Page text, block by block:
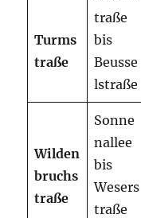
Turms
traße
traße
bis
Beusse
lstraße
Wilden
bruchs
traße
Sonne
nallee
bis
Wesers
traße